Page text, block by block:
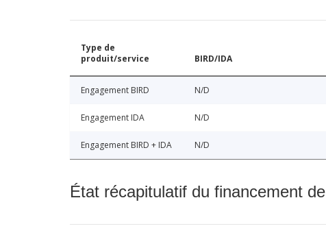
Type de
produit/service
BIRD/IDA
Engagement BIRD N/D
Engagement IDA N/D
Engagement BIRD + IDA N/D
État récapitulatif du financement